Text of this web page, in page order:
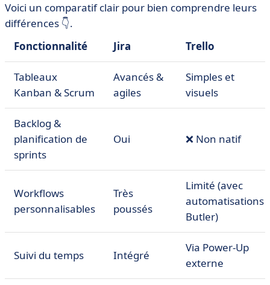
Voici un comparatif clair pour bien comprendre leurs
différences 👇.
Fonctionnalité
Jira Trello
Tableaux
Kanban & Scrum
Avancés &
agiles
Simples et
visuels
Backlog &
planification de
sprints
Oui ❌ Non natif
Workflows
personnalisables
Très
poussés
Limité (avec
automatisations
Butler)
Suivi du temps Intégré
Via Power-Up
externe